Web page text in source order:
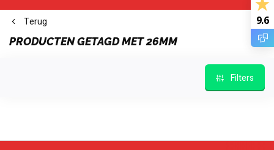
Terug
PRODUCTEN GETAGD MET 26MM
Filters
9.6